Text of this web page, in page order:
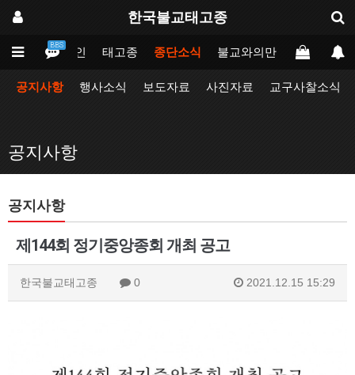
한국불교태고종
BBS
메인 태고종 종단소식 불교와의만남 업무포털
공지사항 행사소식 보도자료 사진자료 교구사찰소식
공지사항
공지사항
제144회 정기중앙종회 개최 공고
한국불교태고종 0 2021.12.15 15:29